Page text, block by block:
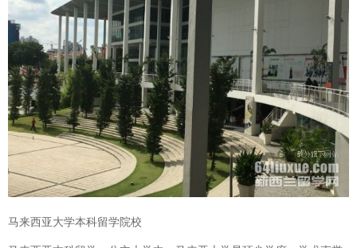
马来西亚大学本科留学院校